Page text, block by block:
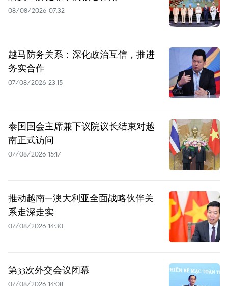
08/08/2026 07:32
越马防务关系：深化政治互信，推进
务实合作
07/08/2026 23:15
泰国国会主席兼下议院议长结束对越
南正式访问
07/08/2026 15:17
推动越南—澳大利亚全面战略伙伴关
系走深走实
07/08/2026 14:30
第33次外交会议闭幕
07/08/2026 14:08